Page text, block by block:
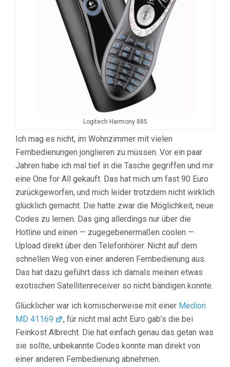
Logitech Harmony 885
Ich mag es nicht, im Wohnzimmer mit vielen
Fernbedienungen jonglieren zu müssen. Vor ein paar
Jahren habe ich mal tief in die Tasche gegriffen und mir
eine One for All gekauft. Das hat mich um fast 90 Euro
zurückgeworfen, und mich leider trotzdem nicht wirklich
glücklich gemacht. Die hatte zwar die Möglichkeit, neue
Codes zu lernen. Das ging allerdings nur über die
Hotline und einen — zugegebenermaßen coolen —
Upload direkt über den Telefonhörer. Nicht auf dem
schnellen Weg von einer anderen Fernbedienung aus.
Das hat dazu geführt dass ich damals meinen etwas
exotischen Satellitenreceiver so nicht bändigen konnte.
Glücklicher war ich komischerweise mit einer Medion
MD 41169
, für nicht mal acht Euro gab’s die bei
Feinkost Albrecht. Die hat einfach genau das getan was
sie sollte, unbekannte Codes konnte man direkt von
einer anderen Fernbedienung abnehmen.